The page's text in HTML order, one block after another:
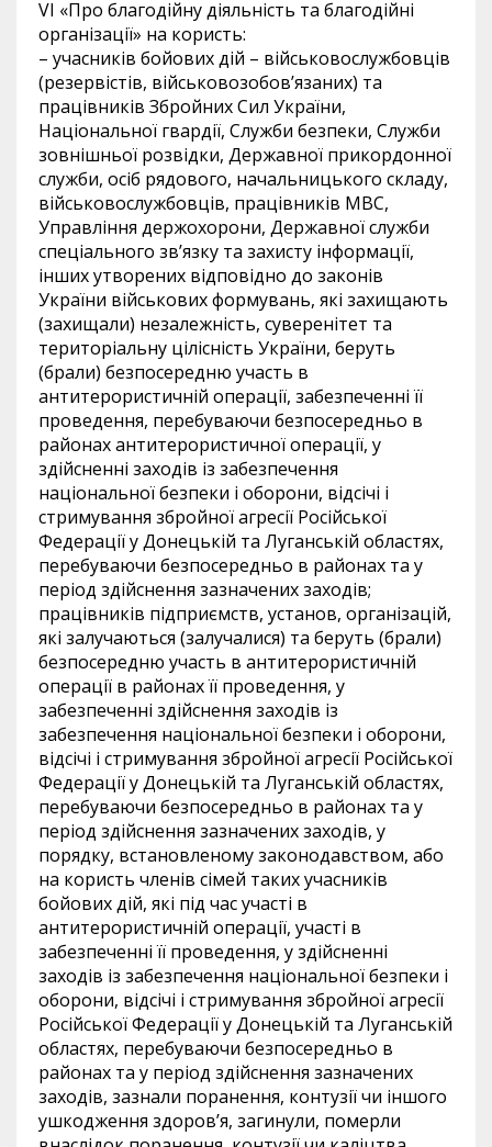
VI «Про благодійну діяльність та благодійні
організації» на користь:
– учасників бойових дій – військовослужбовців
(резервістів, військовозобов’язаних) та
працівників Збройних Сил України,
Національної гвардії, Служби безпеки, Служби
зовнішньої розвідки, Державної прикордонної
служби, осіб рядового, начальницького складу,
військовослужбовців, працівників МВС,
Управління держохорони, Державної служби
спеціального зв’язку та захисту інформації,
інших утворених відповідно до законів
України військових формувань, які захищають
(захищали) незалежність, суверенітет та
територіальну цілісність України, беруть
(брали) безпосередню участь в
антитерористичній операції, забезпеченні її
проведення, перебуваючи безпосередньо в
районах антитерористичної операції, у
здійсненні заходів із забезпечення
національної безпеки і оборони, відсічі і
стримування збройної агресії Російської
Федерації у Донецькій та Луганській областях,
перебуваючи безпосередньо в районах та у
період здійснення зазначених заходів;
працівників підприємств, установ, організацій,
які залучаються (залучалися) та беруть (брали)
безпосередню участь в антитерористичній
операції в районах її проведення, у
забезпеченні здійснення заходів із
забезпечення національної безпеки і оборони,
відсічі і стримування збройної агресії Російської
Федерації у Донецькій та Луганській областях,
перебуваючи безпосередньо в районах та у
період здійснення зазначених заходів, у
порядку, встановленому законодавством, або
на користь членів сімей таких учасників
бойових дій, які під час участі в
антитерористичній операції, участі в
забезпеченні її проведення, у здійсненні
заходів із забезпечення національної безпеки і
оборони, відсічі і стримування збройної агресії
Російської Федерації у Донецькій та Луганській
областях, перебуваючи безпосередньо в
районах та у період здійснення зазначених
заходів, зазнали поранення, контузії чи іншого
ушкодження здоров’я, загинули, померли